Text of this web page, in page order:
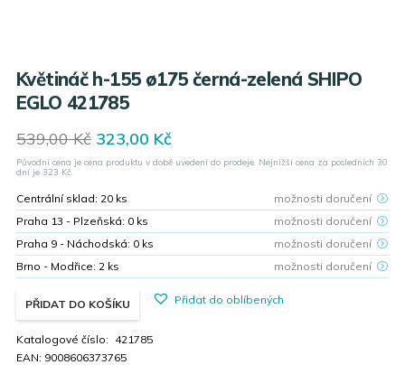
Květináč h-155 ø175 černá-zelená SHIPO
EGLO 421785
539,00Kč Original
price
was:
539,00 Kč.
323,00 KčCurrent
price
Původní cena je cena produktu v době uvedení do prodeje. Nejnižší cena za posledních 30
dní je 323 Kč.
Centrální sklad: 20 ks
možnosti doručení
Praha 13 - Plzeňská: 0 ks
možnosti doručení
Praha 9 - Náchodská: 0 ks
možnosti doručení
Brno - Modřice: 2 ks možnosti doručení
PŘIDAT DO KOŠÍKU Přidat do oblíbených
Katalogové číslo: 421785
EAN: 9008606373765